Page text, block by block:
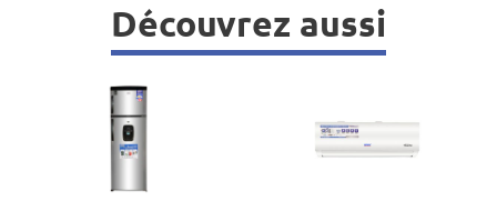
Découvrez aussi